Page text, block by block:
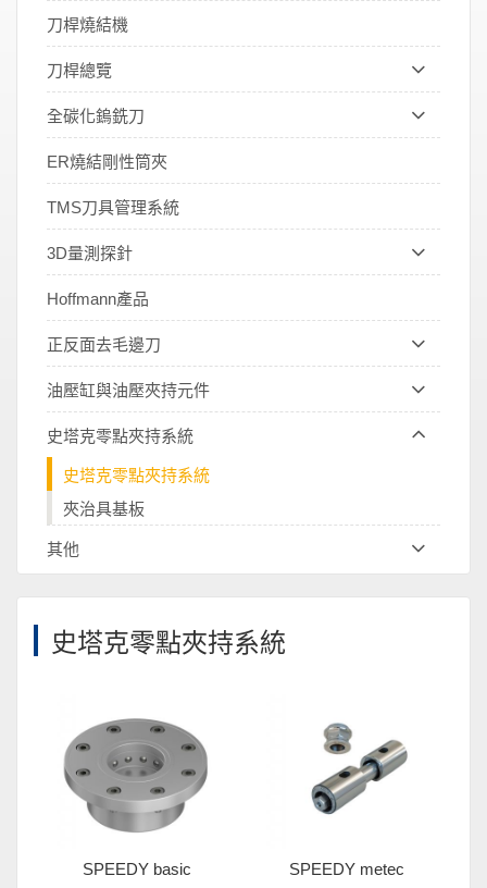
刀桿燒結機
刀桿總覽
全碳化鎢銑刀
ER燒結剛性筒夾
TMS刀具管理系統
3D量測探針
Hoffmann產品
正反面去毛邊刀
油壓缸與油壓夾持元件
史塔克零點夾持系統
史塔克零點夾持系統
夾治具基板
其他
史塔克零點夾持系統
SPEEDY basic SPEEDY metec